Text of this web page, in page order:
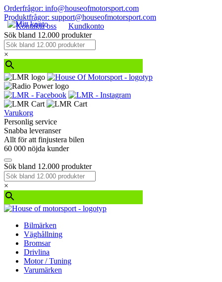
Orderfrågor: info@houseofmotorsport.com
Produktfrågor: support@houseofmotorsport.com
Kontakta oss
Kundkonto
Sök bland 12.000 produkter
×
Varukorg
Personlig service
Snabba leveranser
Allt för att finjustera bilen
60 000 nöjda kunder
Sök bland 12.000 produkter
×
Bilmärken
Väghållning
Bromsar
Drivlina
Motor / Tuning
Varumärken